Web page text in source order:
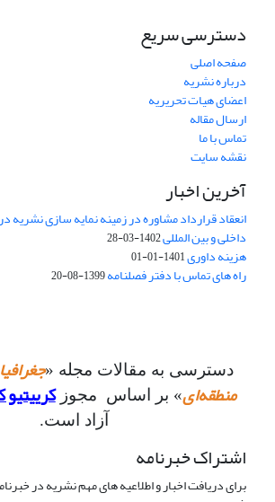
دسترسی سریع
صفحه اصلی
درباره نشریه
اعضای هیات تحریریه
ارسال مقاله
تماس با ما
نقشه سایت
آخرین اخبار
انعقاد قرارداد مشاوره در زمینه نمایه سازی نشریه
داخلی و بین المللی1402-03-28
هزینه داوری1401-01-01
راه های تماس با دفتر فصلنامه1399-08-20
دسترسی به مقالات مجله «
منطقه‌ای» بر اساس مجوزکرییتیو
آزاد است.
اشتراک خبرنامه
برای دریافت اخبار و اطلاعیه های مهم نشریه در